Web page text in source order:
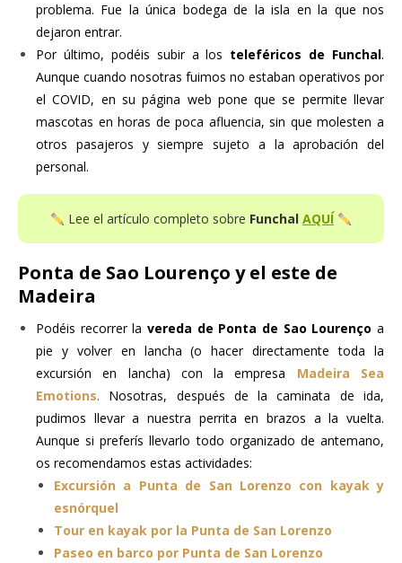
problema. Fue la única bodega de la isla en la que nos
dejaron entrar.
Por último, podéis subir a los teleféricos de Funchal.
Aunque cuando nosotras fuimos no estaban operativos por
el COVID, en su página web pone que se permite llevar
mascotas en horas de poca afluencia, sin que molesten a
otros pasajeros y siempre sujeto a la aprobación del
personal.
Lee el artículo completo sobre Funchal AQUÍ
Ponta de Sao Lourenço y el este de
Madeira
Podéis recorrer la vereda de Ponta de Sao Lourenço a
pie y volver en lancha (o hacer directamente toda la
excursión en lancha) con la empresa
Madeira Sea
Emotions. Nosotras, después de la caminata de ida,
pudimos llevar a nuestra perrita en brazos a la vuelta.
Aunque si preferís llevarlo todo organizado de antemano,
os recomendamos estas actividades:
Excursión a Punta de San Lorenzo con kayak y
esnórquel
Tour en kayak por la Punta de San Lorenzo
Paseo en barco por Punta de San Lorenzo